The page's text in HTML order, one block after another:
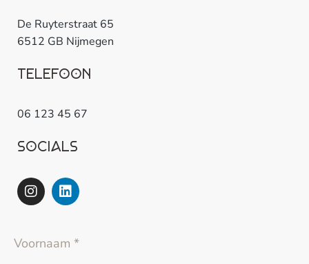
De Ruyterstraat 65
6512 GB Nijmegen
Telefoon
06 123 45 67
Socials